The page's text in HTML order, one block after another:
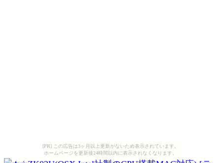
[PR] この広告は3ヶ月以上更新がないため表示されています。
ホームページを更新後24時間以内に表示されなくなります。